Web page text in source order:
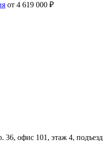
от 4 619 000 ₽
36, офис 101, этаж 4, подъезд